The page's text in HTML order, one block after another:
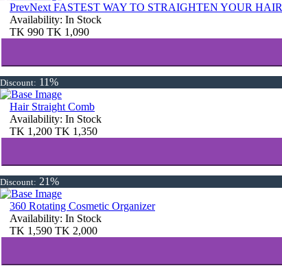
PrevNext FASTEST WAY TO STRAIGHTEN YOUR HAIR
Availability: In Stock
TK 990 TK 1,090
Discount: 11%
Hair Straight Comb
Availability: In Stock
TK 1,200 TK 1,350
Discount: 21%
360 Rotating Cosmetic Organizer
Availability: In Stock
TK 1,590 TK 2,000